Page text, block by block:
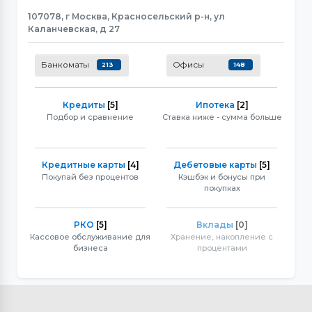
107078, г Москва, Красносельский р-н, ул
Каланчевская, д 27
Банкоматы 213 Офисы 148
Кредиты [5]
Подбор и сравнение
Ипотека [2]
Ставка ниже - сумма больше
Кредитные карты [4]
Покупай без процентов
Дебетовые карты [5]
Кэшбэк и бонусы при
покупках
РКО [5]
Кассовое обслуживание для
бизнеса
Вклады [0]
Хранение, накопление с
процентами